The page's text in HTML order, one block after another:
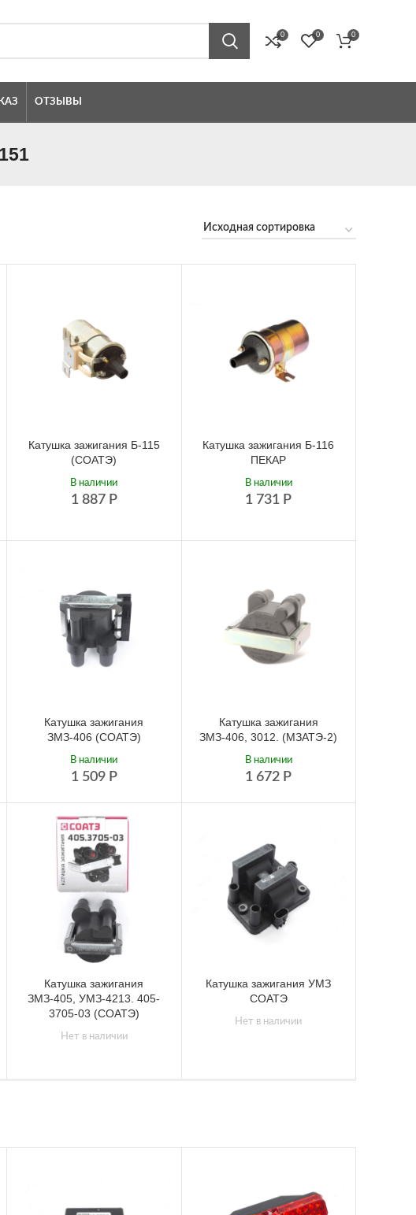
0 0 0
ОТЗЫВЫ
Катушка зажигания Б-115
(СОАТЭ)
1 887 Р
В наличии
Катушка зажигания Б-116
ПЕКАР
1 731 Р
В наличии
Катушка зажигания
ЗМЗ-406 (СОАТЭ)
1 509 Р
В наличии
Катушка зажигания
ЗМЗ-406, 3012. (МЗАТЭ-2)
1 672 Р
В наличии
Катушка зажигания
ЗМЗ-405, УМЗ-4213. 405-
3705-03 (СОАТЭ)
Нет в наличии
Катушка зажигания УМЗ
СОАТЭ
Нет в наличии